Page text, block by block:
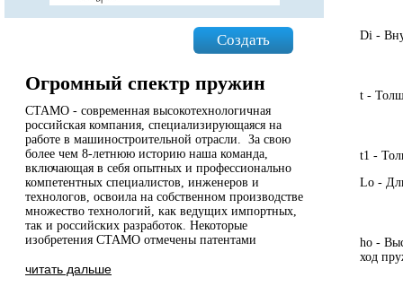
Создать
Огромный спектр пружин
СТАМО - современная высокотехнологичная
российская компания, специализирующаяся на
работе в машиностроительной отрасли. За свою
более чем 8-летнюю историю наша команда,
включающая в себя опытных и профессионально
компетентных специалистов, инженеров и
технологов, освоила на собственном производстве
множество технологий, как ведущих импортных,
так и российских разработок. Некоторые
изобретения СТАМО отмечены патентами
читать дальше
Di -
t -
t1 -
Lo -
ho -
ход